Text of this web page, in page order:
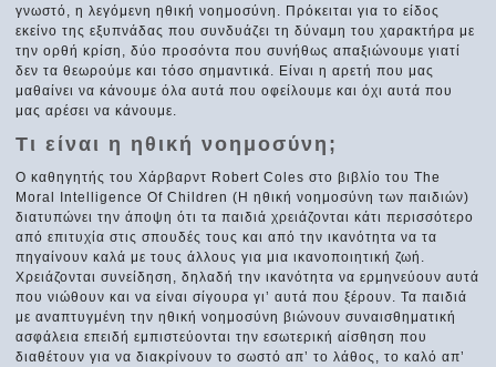
γνωστό, η λεγόμενη ηθική νοημοσύνη. Πρόκειται για το είδος
εκείνο της εξυπνάδας που συνδυάζει τη δύναμη του χαρακτήρα με
την ορθή κρίση, δύο προσόντα που συνήθως απαξιώνουμε γιατί
δεν τα θεωρούμε και τόσο σημαντικά. Είναι η αρετή που μας
μαθαίνει να κάνουμε όλα αυτά που οφείλουμε και όχι αυτά που
μας αρέσει να κάνουμε.
Τι είναι η ηθική νοημοσύνη;
Ο καθηγητής του Χάρβαρντ Robert Coles στο βιβλίο του The
Moral Intelligence Of Children (Η ηθική νοημοσύνη των παιδιών)
διατυπώνει την άποψη ότι τα παιδιά χρειάζονται κάτι περισσότερο
από επιτυχία στις σπουδές τους και από την ικανότητα να τα
πηγαίνουν καλά με τους άλλους για μια ικανοποιητική ζωή.
Χρειάζονται συνείδηση, δηλαδή την ικανότητα να ερμηνεύουν αυτά
που νιώθουν και να είναι σίγουρα γι’ αυτά που ξέρουν. Τα παιδιά
με αναπτυγμένη την ηθική νοημοσύνη βιώνουν συναισθηματική
ασφάλεια επειδή εμπιστεύονται την εσωτερική αίσθηση που
διαθέτουν για να διακρίνουν το σωστό απ’ το λάθος, το καλό απ’